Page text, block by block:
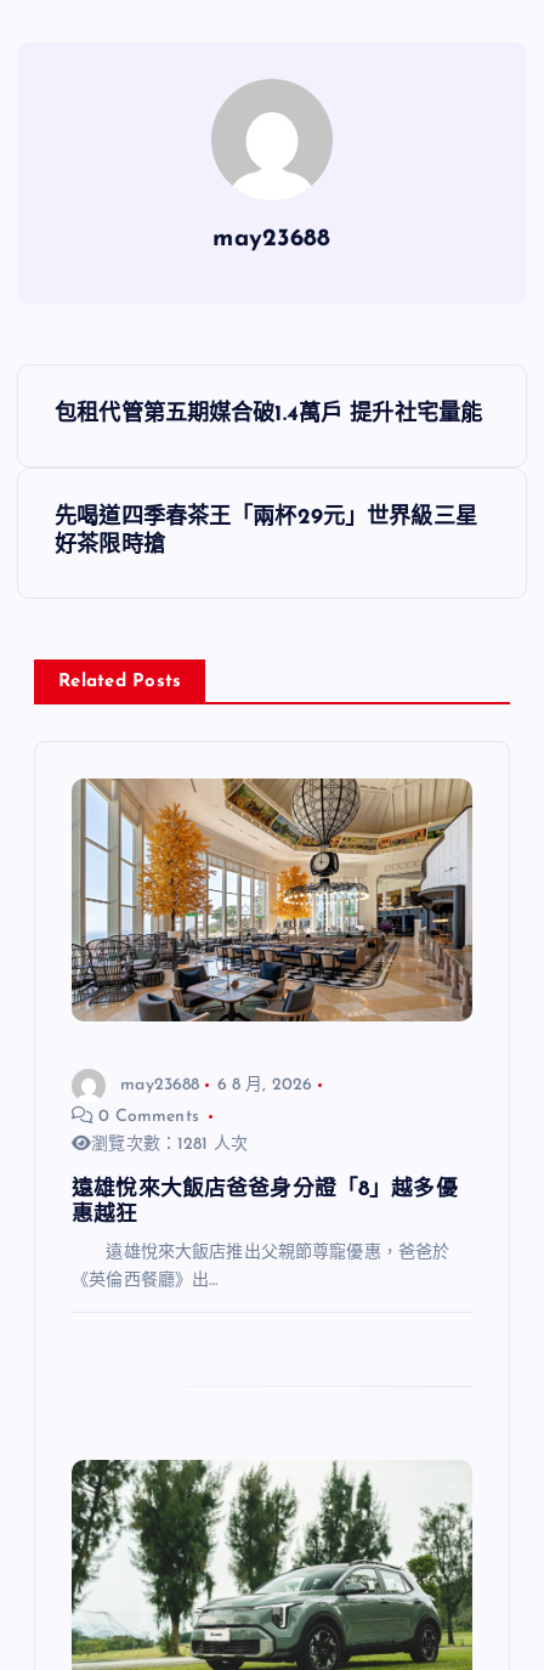
may23688
文
導
包租代管第五期媒合破1.4萬戶 提升社宅量能
先喝道四季春茶王「兩杯29元」世界級三星
好茶限時搶
Related Posts
may23688
6 8 月, 2026
0 Comments
瀏覽次數：1281 人次
遠雄悅來大飯店爸爸身分證「8」越多優
惠越狂
遠雄悅來大飯店推出父親節尊寵優惠，爸爸於
《英倫西餐廳》出…